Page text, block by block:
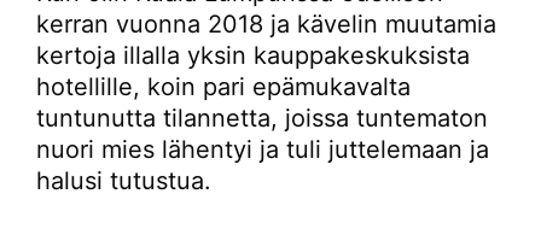
kerran vuonna 2018 ja kävelin muutamia
kertoja illalla yksin kauppakeskuksista
hotellille, koin pari epämukavalta
tuntunutta tilannetta, joissa tuntematon
nuori mies lähentyi ja tuli juttelemaan ja
halusi tutustua.